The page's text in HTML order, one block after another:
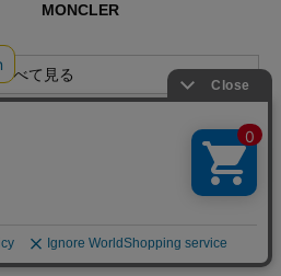
MONCLER
すべて見る